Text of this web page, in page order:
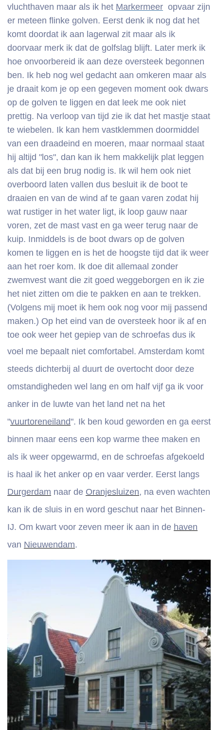
vluchthaven maar als ik het Markermeer opvaar zijn
er meteen flinke golven. Eerst denk ik nog dat het
komt doordat ik aan lagerwal zit maar als ik
doorvaar merk ik dat de golfslag blijft. Later merk ik
hoe onvoorbereid ik aan deze oversteek begonnen
ben. Ik heb nog wel gedacht aan omkeren maar als
je draait kom je op een gegeven moment ook dwars
op de golven te liggen en dat leek me ook niet
prettig. Na verloop van tijd zie ik dat het mastje staat
te wiebelen. Ik kan hem vastklemmen doormiddel
van een draadeind en moeren, maar normaal staat
hij altijd "los", dan kan ik hem makkelijk plat leggen
als dat bij een brug nodig is. Ik wil hem ook niet
overboord laten vallen dus besluit ik de boot te
draaien en van de wind af te gaan varen zodat hij
wat rustiger in het water ligt, ik loop gauw naar
voren, zet de mast vast en ga weer terug naar de
kuip. Inmiddels is de boot dwars op de golven
komen te liggen en is het de hoogste tijd dat ik weer
aan het roer kom. Ik doe dit allemaal zonder
zwemvest want die zit goed weggeborgen en ik zie
het niet zitten om die te pakken en aan te trekken.
(Volgens mij moet ik hem ook nog voor mij passend
maken.) Op het eind van de oversteek hoor ik af en
toe ook weer het gepiep van de schroefas dus ik
voel me bepaalt niet comfortabel. Amsterdam komt
steeds dichterbij al duurt de overtocht door deze
omstandigheden wel lang en om half vijf ga ik voor
anker in de luwte van het land net na het
"vuurtoreneiland". Ik ben koud geworden en ga eerst
binnen maar eens een kop warme thee maken en
als ik weer opgewarmd, en de schroefas afgekoeld
is haal ik het anker op en vaar verder. Eerst langs
Durgerdam naar de Oranjesluizen, na even wachten
kan ik de sluis in en word geschut naar het Binnen-
IJ. Om kwart voor zeven meer ik aan in de haven
van Nieuwendam.